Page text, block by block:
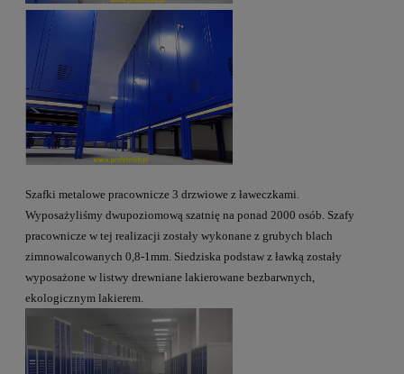
Szafki metalowe pracownicze 3 drzwiowe z ławeczkami.
Wyposażyliśmy dwupoziomową szatnię na ponad 2000 osób. Szafy
pracownicze w tej realizacji zostały wykonane z grubych blach
zimnowalcowanych 0,8-1mm. Siedziska podstaw z ławką zostały
wyposażone w listwy drewniane lakierowane bezbarwnych,
ekologicznym lakierem.